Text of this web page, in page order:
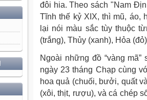
đôi hia. Theo sách "Nam
Tĩnh thế kỷ XIX, thì mũ, áo,
lại nói màu sắc tùy thuộc
(trắng), Thủy (xanh), Hỏa
Ngoài những đồ “vàng
ngày 23 tháng Chạp cùng
hoa quả (chuối, bưởi, quất
(xôi, thịt, rượu), và cá chép